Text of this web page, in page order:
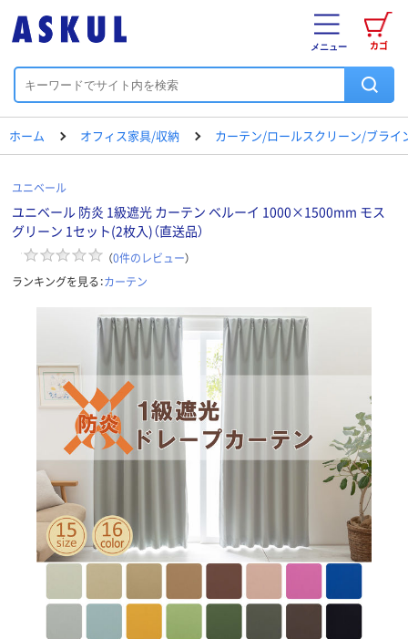
カゴ
メニュー
ホーム オフィス家具/収納 カーテン/ロールスクリーン/ブライ
ユニベール
ユニベール 防炎 1級遮光 カーテン ベルーイ 1000×1500mm モス
グリーン 1セット(2枚入)（直送品）
（0件のレビュー）
ランキングを見る：カーテン